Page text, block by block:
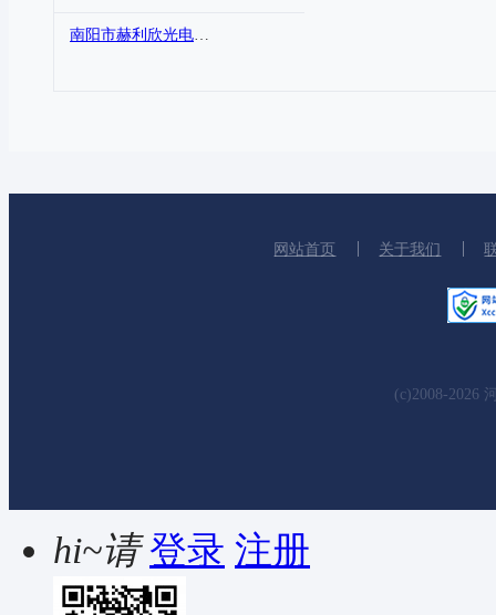
南阳市赫利欣光电科技有限公司
网站首页 关于我们
(c)2008-2026
hi~请 登录 注册